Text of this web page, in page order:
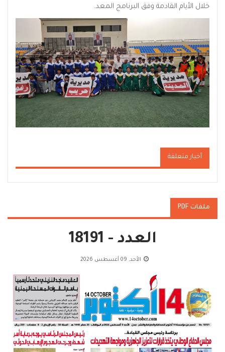
خلال الأيام القادمة وفق البرنامج المعد.
أخبار متعلقة
ملفات PDF
العدد - 18191
الأحد, 09 أغسطس 2026